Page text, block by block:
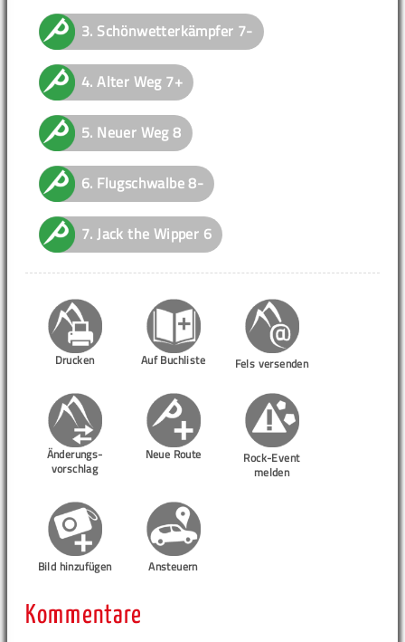
3. Schönwetterkämpfer 7-
4.Alter Weg7+
5. Neuer Weg8
6. Flugschwalbe8-
7.Jack the Wipper 6
Drucken Auf Buchliste Fels versenden
Änderungs-
vorschlag
Neue Route
Rock-Event
melden
Bild hinzufügen Ansteuern
Kommentare